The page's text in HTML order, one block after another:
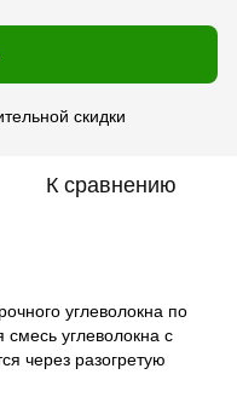
скидки
К сравнению
углеволокна по
смесь углеволокна с
через разогретую